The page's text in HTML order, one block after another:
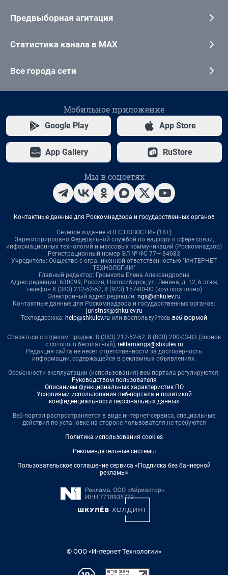
Предвыборная агитация
Статистика канала в MAX
Все города сети
Мобильное приложение
Google Play App Store
App Gallery RuStore
Мы в соцсетях
Контактные данные для Роскомнадзора и государственных органов
Сетевое издание «НГС.НОВОСТИ» (18+)
Зарегистрировано Федеральной службой по надзору в сфере связи,
информационных технологий и массовых коммуникаций (Роскомнадзор)
Регистрационный номер ЭЛ № ФС 77— 84683
Учредитель: Общество с ограниченной ответственностью "ИНТЕРНЕТ
ТЕХНОЛОГИИ"
Главный редактор: Громкова Елена Александровна
Адрес редакции: 630099, Россия, Новосибирск, ул. Ленина, д. 12, 6 этаж,
телефон 8 (383) 212-52-52, 8 (923) 157-00-00 (круглосуточно)
Электронный адрес редакции: ngs@shkulev.ru
Контактные данные для Роскомнадзора и государственных органов:
juristnsk@shkulev.ru
Техподдержка: help@shkulev.ru или воспользуйтесь веб-формой
Связаться с отделом продаж: 8 (383) 212-52-52, 8 (800) 200-03-83 (звонок
с сотового бесплатный), reklamangs@shkulev.ru
Редакция сайта не несет ответственности за достоверность
информации, содержащейся в рекламных объявлениях.
Особенности эксплуатации (использования) веб-портала регулируются:
Руководством пользователя
Описанием функциональных характеристик ПО
Условиями использования веб-портала и политикой
конфиденциальности персональных данных
Веб-портал распространяется в виде интернет-сервиса, специальные
действия по установке на стороне пользователя не требуются
Политика использования cookies
Рекомендательные системы
Пользовательское соглашение сервиса «Подписка без баннерной
рекламы»
© ООО «Интернет Технологии»